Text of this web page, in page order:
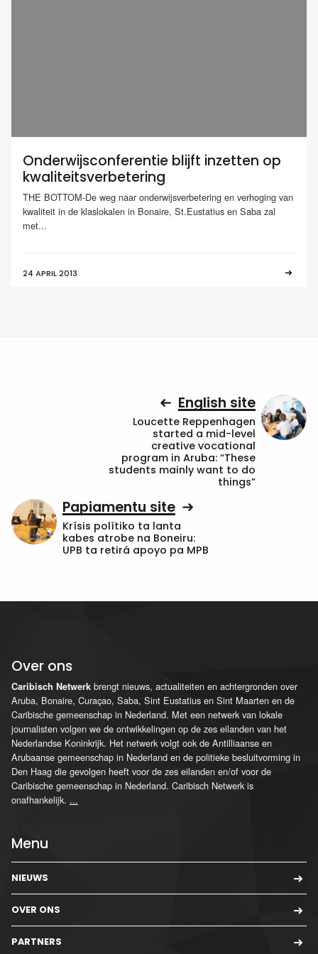
Onderwijsconferentie blijft inzetten op
kwaliteitsverbetering
THE BOTTOM-De weg naar onderwijsverbetering en verhoging van
kwaliteit in de klaslokalen in Bonaire, St.Eustatius en Saba zal
met...
24 APRIL 2013
English site
Loucette Reppenhagen
started a mid-level
creative vocational
program in Aruba: “These
students mainly want to do
things”
Papiamentu site
Krísis polítiko ta lanta
kabes atrobe na Boneiru:
UPB ta retirá apoyo pa MPB
Over ons
Caribisch Netwerk brengt nieuws, actualiteiten en achtergronden over
Aruba, Bonaire, Curaçao, Saba, Sint Eustatius en Sint Maarten en de
Caribische gemeenschap in Nederland. Met een netwerk van lokale
journalisten volgen we de ontwikkelingen op de zes eilanden van het
Nederlandse Koninkrijk. Het netwerk volgt ook de Antilliaanse en
Arubaanse gemeenschap in Nederland en de politieke besluitvorming in
Den Haag die gevolgen heeft voor de zes eilanden en/of voor de
Caribische gemeenschap in Nederland. Caribisch Netwerk is
onafhankelijk. ...
Menu
NIEUWS
OVER ONS
PARTNERS